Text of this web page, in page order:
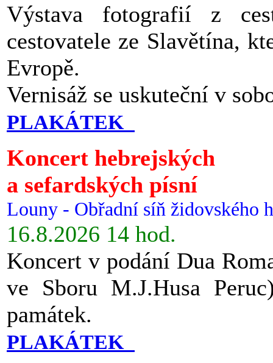
Výstava fotografií z
cestovatele ze Slavětína,
Evropě.
Vernisáž se uskuteční v
PLAKÁTEK
Koncert hebrejských
a sefardských písní
Louny - Obřadní síň židovského
16.8.2026 14 hod.
Koncert v podání Dua
ve Sboru M.J.Husa
památek.
PLAKÁTEK